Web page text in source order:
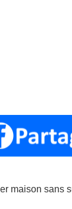
maison sans